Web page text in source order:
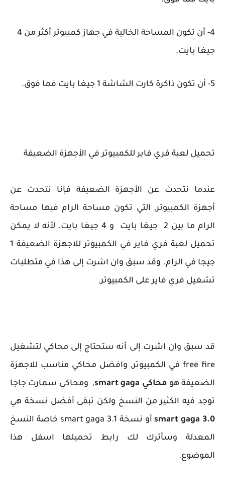
4- أن تكون المساحة الخالية في جهاز كمبيوتر أكثر من 4
جيغا بايت.
5- أن تكون ذاكرة كارت الشاشة 1 جيغا بايت فما فوق.
تحميل لعبة فري فاير للكمبيوتر في الأجهزة الضعيفة
عندما نتحدث عن الأجهزة الضعيفة فإنا نتحدث عن
أجهزة الكمبيوتر, التي تكون مساحة الرام فيها مساحة
الرام ما بين 2 جيغا بايت و 4 جيغا بايت. لأنه لا يمكن
تحميل لعبة فري فاير في الكمبيوتر للاجهزة الضعيفة 1
جيجا في الرام. وقد سبق وان اشرت إلى هذا في متطلبات
تشغيل فري فاير على الكمبيوتر.
قد سبق وان اشرت إلى أنه ستحتاج إلى محاكي لتشغيل
free fire في الكمبيوتر, وافضل محاكي مناسب للاجهزة
الضعيفة هو محاكي smart gaga
, ومحاكي سمارت جاجا
توجد فيه الكثير من النسخ ولكن تبقى أفضل نسخة هي
smart gaga 3.0
أو نسخة smart gaga 3.1 خاصة النسخ
المعدلة وسأترك لك رابط تحميلها اسفل هذا
الموضوع.